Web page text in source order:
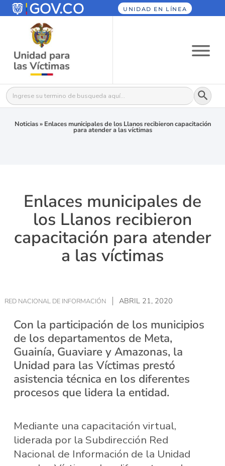
UNIDAD EN LÍNEA
Buscar: Botón
Noticias» Enlaces municipales de los Llanos recibieron capacitación
para atender a las víctimas
Enlaces municipales de
los Llanos recibieron
capacitación para atender
a las víctimas
RED NACIONAL DE INFORMACIÓN ABRIL 21, 2020
Con la participación de los municipios
de los departamentos de Meta,
Guainía, Guaviare y Amazonas, la
Unidad para las Víctimas prestó
asistencia técnica en los diferentes
procesos que lidera la entidad.
Mediante una capacitación virtual,
liderada por la Subdirección Red
Nacional de Información de la Unidad